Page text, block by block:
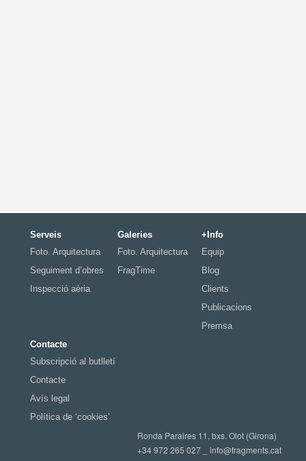
Serveis
Foto. Arquitectura
Seguiment d’obres
Inspecció aèria
Galeries
Foto. Arquitectura
FragTime
+Info
Equip
Blog
Clients
Publicacions
Premsa
Contacte
Subscripció al butlletí
Contacte
Avís legal
Política de ‘cookies’
Ronda Paraires 11, bxs. Olot (Girona)
+34 972 265 027 _info@fragments.cat